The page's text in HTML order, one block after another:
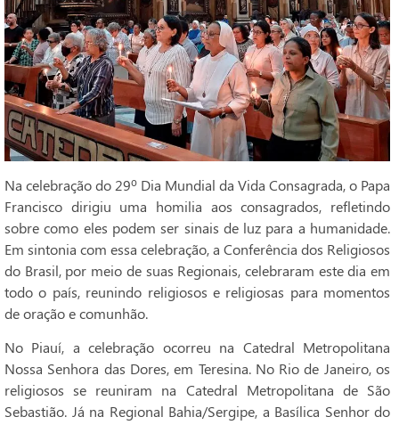
Na celebração do 29º Dia Mundial da Vida Consagrada, o Papa
Francisco dirigiu uma homilia aos consagrados, refletindo
sobre como eles podem ser sinais de luz para a humanidade.
Em sintonia com essa celebração, a Conferência dos Religiosos
do Brasil, por meio de suas Regionais, celebraram este dia em
todo o país, reunindo religiosos e religiosas para momentos
de oração e comunhão.
No Piauí, a celebração ocorreu na Catedral Metropolitana
Nossa Senhora das Dores, em Teresina. No Rio de Janeiro, os
religiosos se reuniram na Catedral Metropolitana de São
Sebastião. Já na Regional Bahia/Sergipe, a Basílica Senhor do